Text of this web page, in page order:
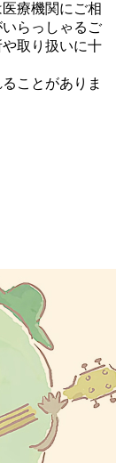
療機関にご相
らっしゃるご
取り扱いに十
ことがありま